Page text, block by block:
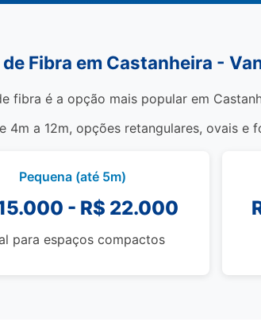
Fibra em Castanheira -
fibra é a opção mais popular em
4m a 12m, opções retangulares, ovais
Pequena (até 5m)
- R$ 22.000
para espaços compactos